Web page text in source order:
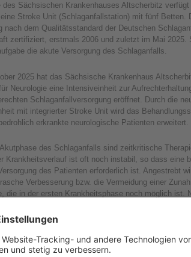
des Sächsischen Krankenhauses Altscherbitz
Stroke Unit (Schlaganfallstation) mit fünf Betten.
nach dem Qualitätsstandard der Deutschen
zertifiziert, erstmals 2006 und zuletzt im Mai 2025.
die akute Versorgung des Schlaganfalls.
2025 hat das Sächsische Krankenhaus
Neurologie eine Intensiveinheit zur
Schlaganfallversorgung eröffnet. Durch die
mit integrierter Stroke Unit wird das
erkrankte neurologische Patienten erweitert.
Akutphase des Schlaganfalls sind zeitkritische
Krankheitsverlauf ist oft noch instabil, so dass eine
des Patienten erforderlich ist. Angestrebt
Verbesserung bzw. die Vermeidung einer
die in der ersten Krankheitsphase noch möglich ist.
Sozialdienstmitarbeitern, Logopäden, Ergo- und
um die Patienten.
Interdisziplinären Neurovaskulären Netzwerk &